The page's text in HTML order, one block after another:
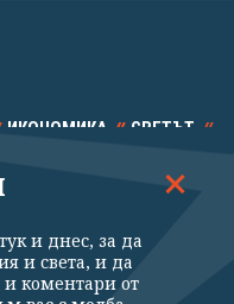
ИКОНОМИКА СВЕТЪТ
КАЛЕЙДОСКОП
и днес, за да
и света, и да
и коментари от